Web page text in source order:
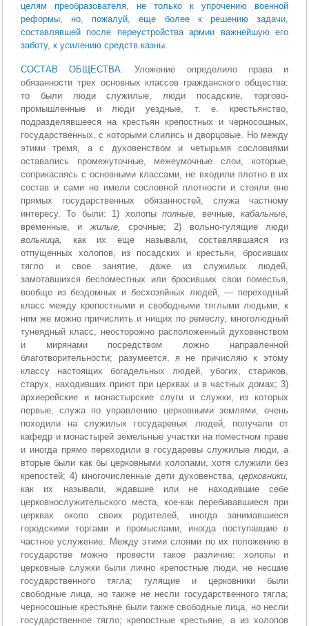
целям преобразователя, не только к упрочению военной
реформы, но, пожалуй, еще более к решению задачи,
составлявшей после переустройства армии важнейшую его
заботу, к усилению средств казны.
СОСТАВ ОБЩЕСТВА.
Уложение определило права и
обязанности тpex основных классов гражданского общества:
то были люди служилые, люди посадские, торгово-
промышленные и люди уездные, т. е. крестьянство,
подразделявшееся на крестьян крепостных и черносошных,
государственных, с которыми слились и дворцовые. Но между
этими тремя, а с духовенством и четырьмя сословиями
оставались промежуточные, межеумочные слои, которые,
соприкасаясь с основными классами, не входили плотно в их
состав и сами не имели сословной плотности и стояли вне
прямых государственных обязанностей, служа частному
интересу. То были: 1) холопыполные, вечные, кабальные,
временные, и жилые, срочные; 2) вольно-гулящие люди
вольница, как их еще называли, составлявшаяся из
отпущенных холопов, из посадских и крестьян, бросивших
тягло и свое занятие, даже из служилых людей,
замотавшихся беспоместных или бросивших свои поместья,
вообще из бездомных и бесхозяйных людей, — переходный
класс между крепостными и свободными тяглыми людьми; к
ним же можно причислить и нищих по ремеслу, многолюдный
тунеядный класс, неосторожно расположенный духовенством
и мирянами посредством ложно направленной
благотворительности; разумеется, я не причисляю к этому
классу настоящих богадельных людей, убогих, стариков,
старух, находивших приют при церквах и в частных домах; 3)
архиерейские и монастырские слуги и служки, из которых
первые, служа по управлению церковными землями, очень
походили на служилых государевых людей, получали от
кафедр и монастырей земельные участки на поместном праве
и иногда прямо переходили в государевы служилые люди, а
вторые были как бы церковными холопами, хотя служили без
крепостей; 4) многочисленные дети духовенства, церковники,
как их называли, ждавшие или не находившие себе
церковнослужительского места, кое-как перебивавшиеся при
церквах около своих родителей, иногда занимавшиеся
городскими торгами и промыслами, иногда поступавшие в
частное услужение. Между этими слоями по их положению в
государстве можно провести такое различие: холопы и
церковные служки были лично крепостные люди, не несшие
государственного тягла; гулящие и церковники были
свободные лица, но также не несли государственного тягла;
черносошные крестьяне были также свободные лица, но несли
государственное тягло; крепостные крестьяне, а из холопов